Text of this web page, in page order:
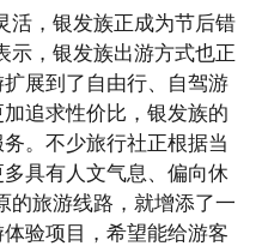
活，银发族正成为节后错
示，银发族出游方式也正
展到了自由行、自驾游
追求性价比，银发族的
。不少旅行社正根据当
具有人文气息、偏向休
的旅游线路，就增添了一
验项目，希望能给游客